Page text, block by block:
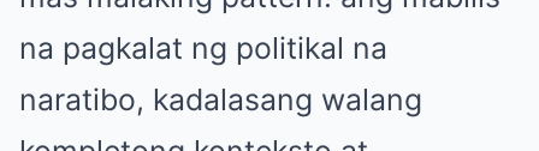
na pagkalat ng politikal na
naratibo, kadalasang walang